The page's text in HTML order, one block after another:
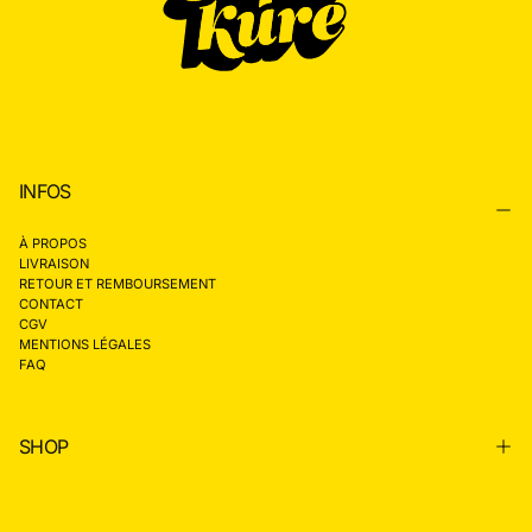
INFOS
À PROPOS
LIVRAISON
RETOUR ET REMBOURSEMENT
CONTACT
CGV
MENTIONS LÉGALES
FAQ
SHOP